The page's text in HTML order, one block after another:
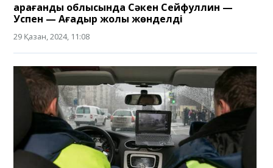
Қарағанды облысында Сәкен Сейфуллин —
Успен — Ағадыр жолы жөнделді
29 Қазан, 2024, 11:08